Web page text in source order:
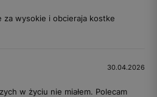
za wysokie i obcieraja kostke
30.04.2026
w życiu nie miałem. Polecam